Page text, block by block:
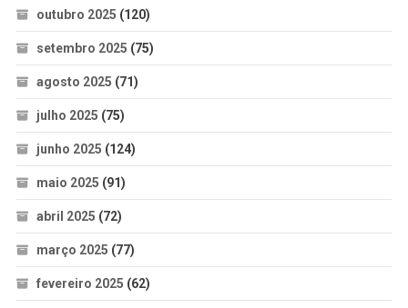
outubro 2025 (120)
setembro 2025 (75)
agosto 2025 (71)
julho 2025 (75)
junho 2025 (124)
maio 2025 (91)
abril 2025 (72)
março 2025 (77)
fevereiro 2025 (62)